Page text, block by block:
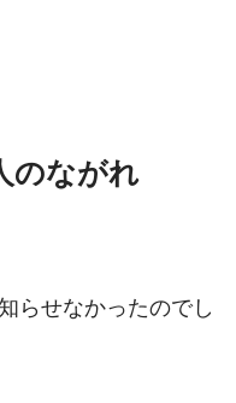
のながれ
らせなかったのでし